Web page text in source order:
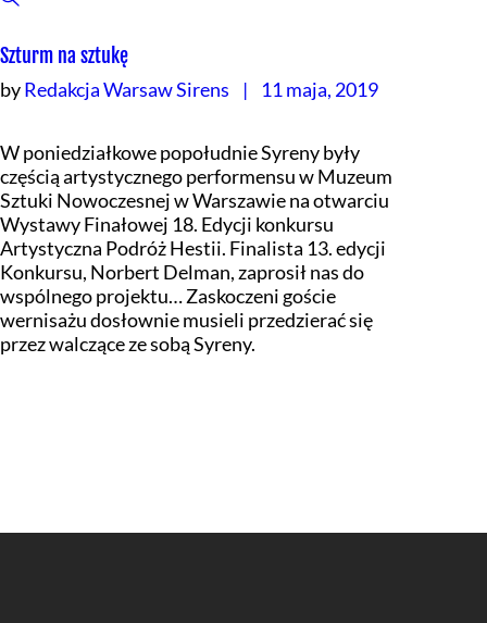
Szturm na sztukę
byRedakcja Warsaw Sirens 11 maja, 2019
W poniedziałkowe popołudnie Syreny były
częścią artystycznego performensu w Muzeum
Sztuki Nowoczesnej w Warszawie na otwarciu
Wystawy Finałowej 18. Edycji konkursu
Artystyczna Podróż Hestii. Finalista 13. edycji
Konkursu, Norbert Delman, zaprosił nas do
wspólnego projektu… Zaskoczeni goście
wernisażu dosłownie musieli przedzierać się
przez walczące ze sobą Syreny.